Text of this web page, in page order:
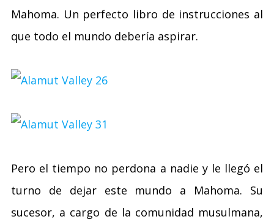
Mahoma. Un perfecto libro de instrucciones al
que todo el mundo debería aspirar.
Pero el tiempo no perdona a nadie y le llegó el
turno de dejar este mundo a Mahoma. Su
sucesor, a cargo de la comunidad musulmana,